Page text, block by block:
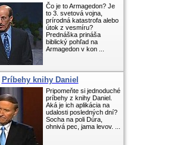
Čo je to Armagedon? Je
to 3. svetová vojna,
prírodná katastrofa alebo
útok z vesmíru?
Prednáška prináša
biblický pohľad na
Armagedon v kon ...
Príbehy knihy Daniel
Pripomeňte si jednoduché
príbehy z knihy Daniel.
Aká je ich aplikácia na
udalosti posledných dní?
Socha na poli Dúra,
ohnivá pec, jama levov. ...